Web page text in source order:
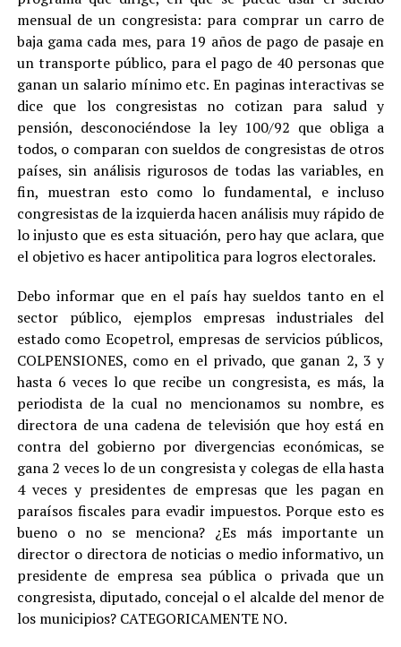
mensual de un congresista: para comprar un carro de
baja gama cada mes, para 19 años de pago de pasaje en
un transporte público, para el pago de 40 personas que
ganan un salario mínimo etc. En paginas interactivas se
dice que los congresistas no cotizan para salud y
pensión, desconociéndose la ley 100/92 que obliga a
todos, o comparan con sueldos de congresistas de otros
países, sin análisis rigurosos de todas las variables, en
fin, muestran esto como lo fundamental, e incluso
congresistas de la izquierda hacen análisis muy rápido de
lo injusto que es esta situación, pero hay que aclara, que
el objetivo es hacer antipolitica para logros electorales.
Debo informar que en el país hay sueldos tanto en el
sector público, ejemplos empresas industriales del
estado como Ecopetrol, empresas de servicios públicos,
COLPENSIONES, como en el privado, que ganan 2, 3 y
hasta 6 veces lo que recibe un congresista, es más, la
periodista de la cual no mencionamos su nombre, es
directora de una cadena de televisión que hoy está en
contra del gobierno por divergencias económicas, se
gana 2 veces lo de un congresista y colegas de ella hasta
4 veces y presidentes de empresas que les pagan en
paraísos fiscales para evadir impuestos. Porque esto es
bueno o no se menciona? ¿Es más importante un
director o directora de noticias o medio informativo, un
presidente de empresa sea pública o privada que un
congresista, diputado, concejal o el alcalde del menor de
los municipios? CATEGORICAMENTE NO.